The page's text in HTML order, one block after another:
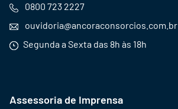
0800 723 2227
ouvidoria@ancoraconsorcios.com.br
Segunda a Sexta das 8h às 18h
Assessoria de Imprensa